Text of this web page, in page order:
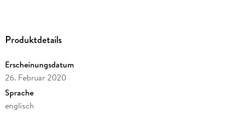
The textbook "Croatian Simple Sentences 1" offers ready-
the topics that Croatian learners at the first level - A1 need.
The simple sentences facilitate the use of Croatian in
practice and they are of great help in the use of the Croatian
Produktdetails
Erscheinungsdatum
26. Februar 2020
Sprache
englisch